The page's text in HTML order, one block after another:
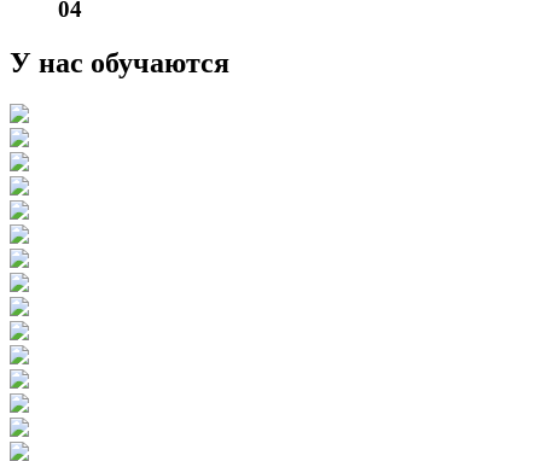
04
У нас обучаются